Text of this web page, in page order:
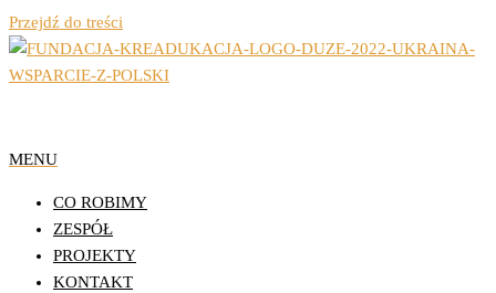
Przejdź do treści
Fundacja Działań
Edukacyjnych
KReAdukacja
MENU
CO ROBIMY
ZESPÓŁ
PROJEKTY
KONTAKT